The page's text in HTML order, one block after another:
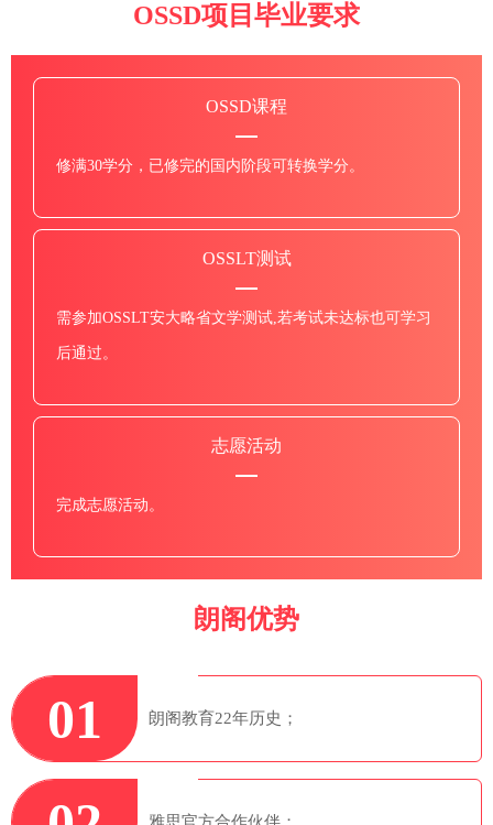
OSSD项目毕业要求
OSSD课程
修满30学分，已修完的国内阶段可转换学分。
OSSLT测试
需参加OSSLT安大略省文学测试,若考试未达标也可学习
后通过。
志愿活动
完成志愿活动。
朗阁优势
01 朗阁教育22年历史；